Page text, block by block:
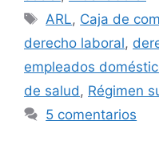
Etiquetas
ARL, Caja de
derecho laboral,
empleados
de salud , Régimen
5 comentarios